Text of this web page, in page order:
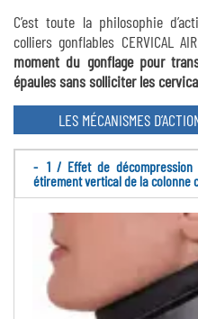
C’est toute la philosophie
colliers gonflables CERVICAL
moment du gonflage pour
épaules sans solliciter les
LES MÉCANISMES
1 / Effet de
étirement vertical de la colonne